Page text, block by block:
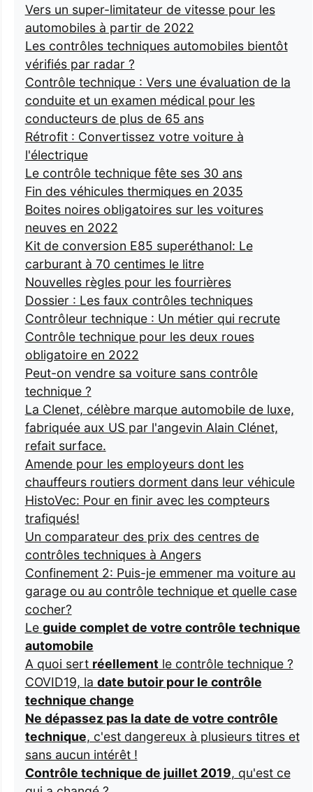
Vers un super-limitateur de vitesse pour les
automobiles à partir de 2022
Les contrôles techniques automobiles bientôt
vérifiés par radar ?
Contrôle technique : Vers une évaluation de la
conduite et un examen médical pour les
conducteurs de plus de 65 ans
Rétrofit : Convertissez votre voiture à
l'électrique
Le contrôle technique fête ses 30 ans
Fin des véhicules thermiques en 2035
Boites noires obligatoires sur les voitures
neuves en 2022
Kit de conversion E85 superéthanol: Le
carburant à 70 centimes le litre
Nouvelles règles pour les fourrières
Dossier : Les faux contrôles techniques
Contrôleur technique : Un métier qui recrute
Contrôle technique pour les deux roues
obligatoire en 2022
Peut-on vendre sa voiture sans contrôle
technique ?
La Clenet, célèbre marque automobile de luxe,
fabriquée aux US par l'angevin Alain Clénet,
refait surface.
Amende pour les employeurs dont les
chauffeurs routiers dorment dans leur véhicule
HistoVec: Pour en finir avec les compteurs
trafiqués!
Un comparateur des prix des centres de
contrôles techniques à Angers
Confinement 2: Puis-je emmener ma voiture au
garage ou au contrôle technique et quelle case
cocher?
Le guide complet de votre contrôle technique
automobile
A quoi sert réellementle contrôle technique ?
COVID19, la date butoir pour le contrôle
technique change
Ne dépassez pas la date de votre contrôle
technique, c'est dangereux à plusieurs titres et
sans aucun intérêt !
Contrôle technique de juillet 2019, qu'est ce